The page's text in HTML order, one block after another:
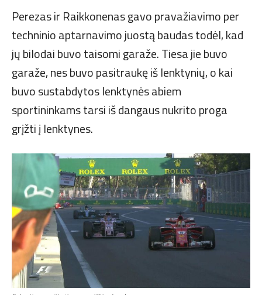
Perezas ir Raikkonenas gavo pravažiavimo per
techninio aptarnavimo juostą baudas todėl, kad
jų bilodai buvo taisomi garaže. Tiesa jie buvo
garaže, nes buvo pasitraukę iš lenktynių, o kai
buvo sustabdytos lenktynės abiem
sportininkams tarsi iš dangaus nukrito proga
grįžti į lenktynes.